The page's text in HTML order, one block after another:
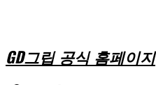
GD그립 공식 홈페이지